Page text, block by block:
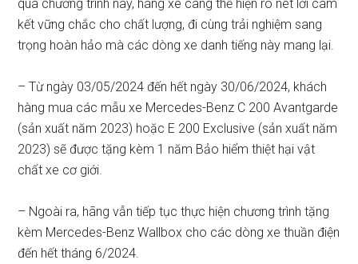
qua chương trình này, hãng xe càng thể hiện rõ nét lời cam
kết vững chắc cho chất lượng, đi cùng trải nghiệm sang
trọng hoàn hảo mà các dòng xe danh tiếng này mang lại.
– Từ ngày 03/05/2024 đến hết ngày 30/06/2024, khách
hàng mua các mẫu xe Mercedes-Benz C 200 Avantgarde
(sản xuất năm 2023) hoặc E 200 Exclusive (sản xuất năm
2023) sẽ được tặng kèm 1 năm Bảo hiểm thiệt hại vật
chất xe cơ giới.
– Ngoài ra, hãng vẫn tiếp tục thực hiện chương trình tặng
kèm Mercedes-Benz Wallbox cho các dòng xe thuần điện
đến hết tháng 6/2024.